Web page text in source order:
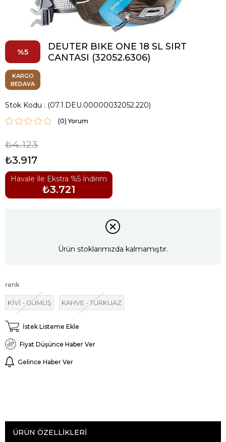
5
DEUTER BIKE ONE 18 SL SIRT
CANTASI (32052.6306)
KARGO
BEDAVA
Stok Kodu (07.1.DEU.00000032052.220)
(0)
₺4.123
₺3.917
Havale İle Ekstra %5 İndirim
₺3.721
Ürün stoklarımızda kalmamıştır.
renk
KİVİ - GÜMÜŞ KAHVE - TURKUAZ
İstek Listeme Ekle
Fiyat Düşünce Haber Ver
Gelince Haber Ver
ÜRÜN ÖZELLIKLERI